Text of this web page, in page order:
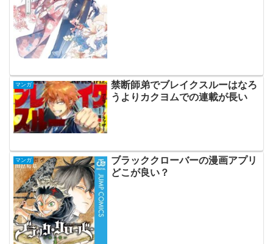
マンガ
禁断師弟でブレイクスルーはなろ
うよりカクヨムでの連載が長い
マンガ
ブラッククローバーの漫画アプリ
どこが良い？